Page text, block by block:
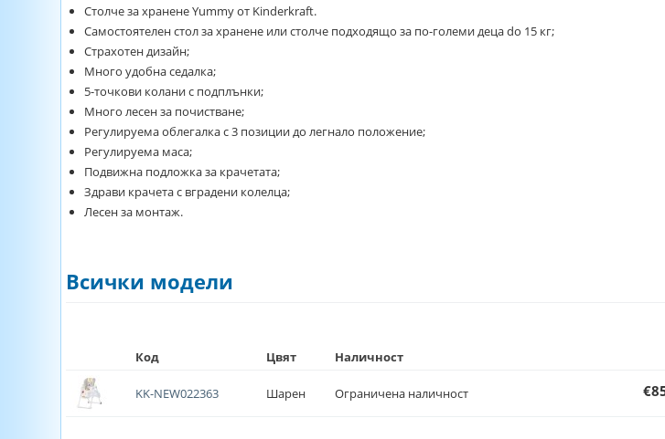
Столче за хранене Yummy от Kinderkraft.
Самостоятелен стол за хранене или столче подходящо за по-големи деца do 15 кг;
Страхотен дизайн;
Много удобна седалка;
5-точкови колани с подплънки;
Много лесен за почистване;
Регулируема облегалка с 3 позиции до легнало положение;
Регулируема маса;
Подвижна подложка за крачетата;
Здрави крачета с вградени колелца;
Лесен за монтаж.
Всички модели
Код Цвят Наличност
KK-NEW022363 Шарен Ограничена наличност